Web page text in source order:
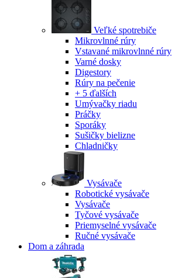
Veľké spotrebiče
Mikrovlnné rúry
Vstavané mikrovlnné rúry
Varné dosky
Digestory
Rúry na pečenie
+ 5 ďalších
Umývačky riadu
Práčky
Sporáky
Sušičky bielizne
Chladničky
Vysávače
Robotické vysávače
Vysávače
Tyčové vysávače
Priemyselné vysávače
Ručné vysávače
Dom a záhrada